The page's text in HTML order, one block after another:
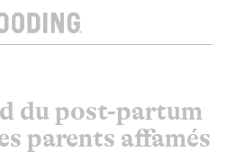
du post-partum
parents affamés